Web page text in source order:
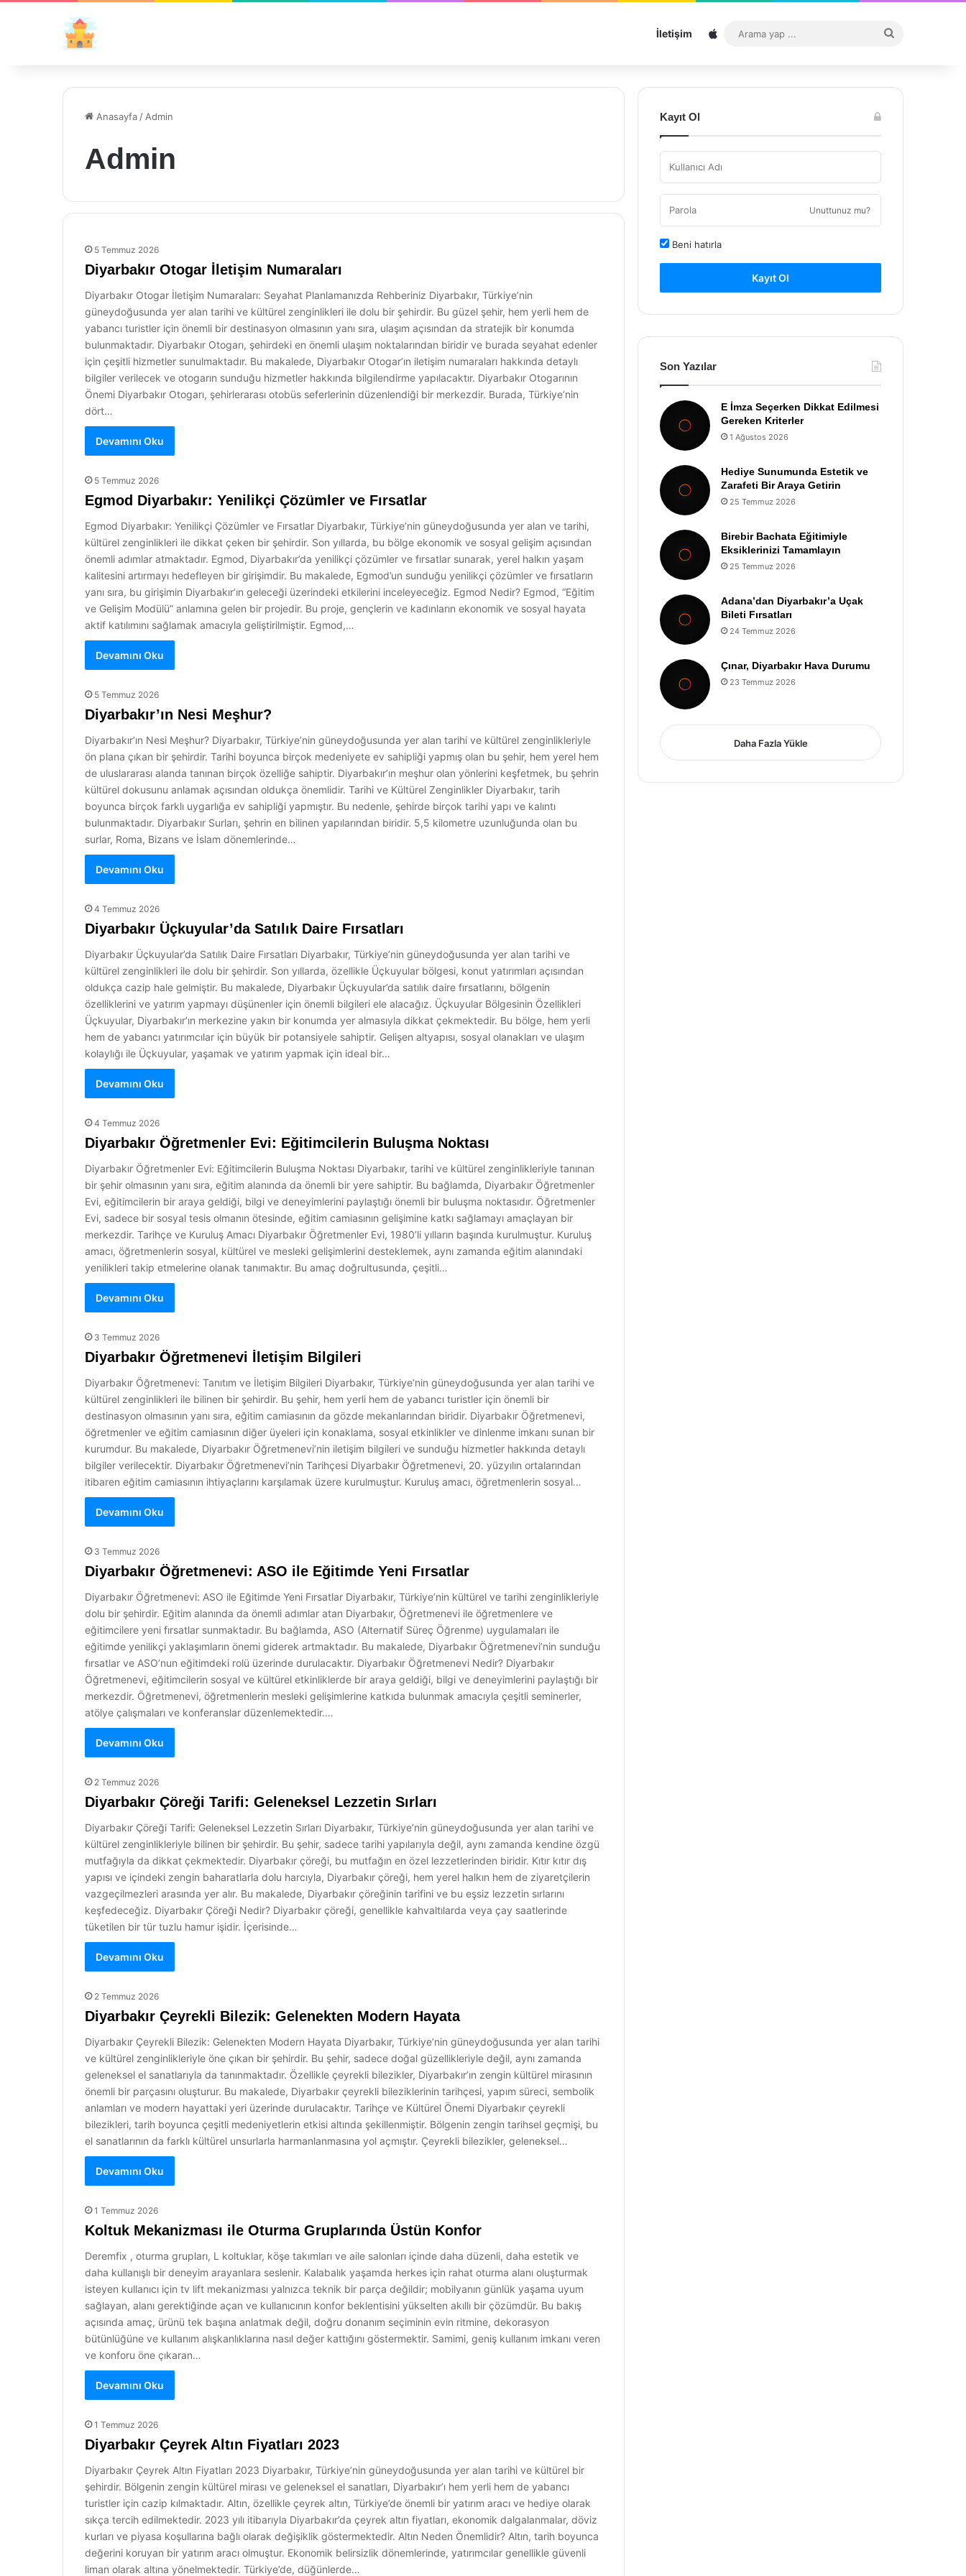
İletişim Sitemap
...
Anasayfa / Admin
Admin
5 Temmuz 2026
Diyarbakır Otogar İletişim Numaraları
Diyarbakır Otogar İletişim Numaraları: Seyahat Planlamanızda Rehberiniz Diyarbakır, Türkiye’nin
güneydoğusunda yer alan tarihi ve kültürel zenginlikleri ile dolu bir şehirdir. Bu güzel şehir, hem yerli hem de
yabancı turistler için önemli bir destinasyon olmasının yanı sıra, ulaşım açısından da stratejik bir konumda
bulunmaktadır. Diyarbakır Otogarı, şehirdeki en önemli ulaşım noktalarından biridir ve burada seyahat edenler
için çeşitli hizmetler sunulmaktadır. Bu makalede, Diyarbakır Otogar’ın iletişim numaraları hakkında detaylı
bilgiler verilecek ve otogarın sunduğu hizmetler hakkında bilgilendirme yapılacaktır. Diyarbakır Otogarının
Önemi Diyarbakır Otogarı, şehirlerarası otobüs seferlerinin düzenlendiği bir merkezdir. Burada, Türkiye’nin
dört…
Devamını Oku
5 Temmuz 2026
Egmod Diyarbakır: Yenilikçi Çözümler ve Fırsatlar
Egmod Diyarbakır: Yenilikçi Çözümler ve Fırsatlar Diyarbakır, Türkiye’nin güneydoğusunda yer alan ve tarihi,
kültürel zenginlikleri ile dikkat çeken bir şehirdir. Son yıllarda, bu bölge ekonomik ve sosyal gelişim açısından
önemli adımlar atmaktadır. Egmod, Diyarbakır’da yenilikçi çözümler ve fırsatlar sunarak, yerel halkın yaşam
kalitesini artırmayı hedefleyen bir girişimdir. Bu makalede, Egmod’un sunduğu yenilikçi çözümler ve fırsatların
yanı sıra, bu girişimin Diyarbakır’ın geleceği üzerindeki etkilerini inceleyeceğiz. Egmod Nedir? Egmod, “Eğitim
ve Gelişim Modülü” anlamına gelen bir projedir. Bu proje, gençlerin ve kadınların ekonomik ve sosyal hayata
aktif katılımını sağlamak amacıyla geliştirilmiştir. Egmod,…
Devamını Oku
5 Temmuz 2026
Diyarbakır’ın Nesi Meşhur?
Diyarbakır’ın Nesi Meşhur? Diyarbakır, Türkiye’nin güneydoğusunda yer alan tarihi ve kültürel zenginlikleriyle
ön plana çıkan bir şehirdir. Tarihi boyunca birçok medeniyete ev sahipliği yapmış olan bu şehir, hem yerel hem
de uluslararası alanda tanınan birçok özelliğe sahiptir. Diyarbakır’ın meşhur olan yönlerini keşfetmek, bu şehrin
kültürel dokusunu anlamak açısından oldukça önemlidir. Tarihi ve Kültürel Zenginlikler Diyarbakır, tarih
boyunca birçok farklı uygarlığa ev sahipliği yapmıştır. Bu nedenle, şehirde birçok tarihi yapı ve kalıntı
bulunmaktadır. Diyarbakır Surları, şehrin en bilinen yapılarından biridir. 5,5 kilometre uzunluğunda olan bu
surlar, Roma, Bizans ve İslam dönemlerinde…
Devamını Oku
4 Temmuz 2026
Diyarbakır Üçkuyular’da Satılık Daire Fırsatları
Diyarbakır Üçkuyular’da Satılık Daire Fırsatları Diyarbakır, Türkiye’nin güneydoğusunda yer alan tarihi ve
kültürel zenginlikleri ile dolu bir şehirdir. Son yıllarda, özellikle Üçkuyular bölgesi, konut yatırımları açısından
oldukça cazip hale gelmiştir. Bu makalede, Diyarbakır Üçkuyular’da satılık daire fırsatlarını, bölgenin
özelliklerini ve yatırım yapmayı düşünenler için önemli bilgileri ele alacağız. Üçkuyular Bölgesinin Özellikleri
Üçkuyular, Diyarbakır’ın merkezine yakın bir konumda yer almasıyla dikkat çekmektedir. Bu bölge, hem yerli
hem de yabancı yatırımcılar için büyük bir potansiyele sahiptir. Gelişen altyapısı, sosyal olanakları ve ulaşım
kolaylığı ile Üçkuyular, yaşamak ve yatırım yapmak için ideal bir…
Devamını Oku
4 Temmuz 2026
Diyarbakır Öğretmenler Evi: Eğitimcilerin Buluşma Noktası
Diyarbakır Öğretmenler Evi: Eğitimcilerin Buluşma Noktası Diyarbakır, tarihi ve kültürel zenginlikleriyle tanınan
bir şehir olmasının yanı sıra, eğitim alanında da önemli bir yere sahiptir. Bu bağlamda, Diyarbakır Öğretmenler
Evi, eğitimcilerin bir araya geldiği, bilgi ve deneyimlerini paylaştığı önemli bir buluşma noktasıdır. Öğretmenler
Evi, sadece bir sosyal tesis olmanın ötesinde, eğitim camiasının gelişimine katkı sağlamayı amaçlayan bir
merkezdir. Tarihçe ve Kuruluş Amacı Diyarbakır Öğretmenler Evi, 1980’li yılların başında kurulmuştur. Kuruluş
amacı, öğretmenlerin sosyal, kültürel ve mesleki gelişimlerini desteklemek, aynı zamanda eğitim alanındaki
yenilikleri takip etmelerine olanak tanımaktır. Bu amaç doğrultusunda, çeşitli…
Devamını Oku
3 Temmuz 2026
Diyarbakır Öğretmenevi İletişim Bilgileri
Diyarbakır Öğretmenevi: Tanıtım ve İletişim Bilgileri Diyarbakır, Türkiye’nin güneydoğusunda yer alan tarihi ve
kültürel zenginlikleri ile bilinen bir şehirdir. Bu şehir, hem yerli hem de yabancı turistler için önemli bir
destinasyon olmasının yanı sıra, eğitim camiasının da gözde mekanlarından biridir. Diyarbakır Öğretmenevi,
öğretmenler ve eğitim camiasının diğer üyeleri için konaklama, sosyal etkinlikler ve dinlenme imkanı sunan bir
kurumdur. Bu makalede, Diyarbakır Öğretmenevi’nin iletişim bilgileri ve sunduğu hizmetler hakkında detaylı
bilgiler verilecektir. Diyarbakır Öğretmenevi’nin Tarihçesi Diyarbakır Öğretmenevi, 20. yüzyılın ortalarından
itibaren eğitim camiasının ihtiyaçlarını karşılamak üzere kurulmuştur. Kuruluş amacı, öğretmenlerin sosyal…
Devamını Oku
3 Temmuz 2026
Diyarbakır Öğretmenevi: ASO ile Eğitimde Yeni Fırsatlar
Diyarbakır Öğretmenevi: ASO ile Eğitimde Yeni Fırsatlar Diyarbakır, Türkiye’nin kültürel ve tarihi zenginlikleriyle
dolu bir şehirdir. Eğitim alanında da önemli adımlar atan Diyarbakır, Öğretmenevi ile öğretmenlere ve
eğitimcilere yeni fırsatlar sunmaktadır. Bu bağlamda, ASO (Alternatif Süreç Öğrenme) uygulamaları ile
eğitimde yenilikçi yaklaşımların önemi giderek artmaktadır. Bu makalede, Diyarbakır Öğretmenevi’nin sunduğu
fırsatlar ve ASO’nun eğitimdeki rolü üzerinde durulacaktır. Diyarbakır Öğretmenevi Nedir? Diyarbakır
Öğretmenevi, eğitimcilerin sosyal ve kültürel etkinliklerde bir araya geldiği, bilgi ve deneyimlerini paylaştığı bir
merkezdir. Öğretmenevi, öğretmenlerin mesleki gelişimlerine katkıda bulunmak amacıyla çeşitli seminerler,
atölye çalışmaları ve konferanslar düzenlemektedir.…
Devamını Oku
2 Temmuz 2026
Diyarbakır Çöreği Tarifi: Geleneksel Lezzetin Sırları
Diyarbakır Çöreği Tarifi: Geleneksel Lezzetin Sırları Diyarbakır, Türkiye’nin güneydoğusunda yer alan tarihi ve
kültürel zenginlikleriyle bilinen bir şehirdir. Bu şehir, sadece tarihi yapılarıyla değil, aynı zamanda kendine özgü
mutfağıyla da dikkat çekmektedir. Diyarbakır çöreği, bu mutfağın en özel lezzetlerinden biridir. Kıtır kıtır dış
yapısı ve içindeki zengin baharatlarla dolu harcıyla, Diyarbakır çöreği, hem yerel halkın hem de ziyaretçilerin
vazgeçilmezleri arasında yer alır. Bu makalede, Diyarbakır çöreğinin tarifini ve bu eşsiz lezzetin sırlarını
keşfedeceğiz. Diyarbakır Çöreği Nedir? Diyarbakır çöreği, genellikle kahvaltılarda veya çay saatlerinde
tüketilen bir tür tuzlu hamur işidir. İçerisinde…
Devamını Oku
2 Temmuz 2026
Diyarbakır Çeyrekli Bilezik: Gelenekten Modern Hayata
Diyarbakır Çeyrekli Bilezik: Gelenekten Modern Hayata Diyarbakır, Türkiye’nin güneydoğusunda yer alan tarihi
ve kültürel zenginlikleriyle öne çıkan bir şehirdir. Bu şehir, sadece doğal güzellikleriyle değil, aynı zamanda
geleneksel el sanatlarıyla da tanınmaktadır. Özellikle çeyrekli bilezikler, Diyarbakır’ın zengin kültürel mirasının
önemli bir parçasını oluşturur. Bu makalede, Diyarbakır çeyrekli bileziklerinin tarihçesi, yapım süreci, sembolik
anlamları ve modern hayattaki yeri üzerinde durulacaktır. Tarihçe ve Kültürel Önemi Diyarbakır çeyrekli
bilezikleri, tarih boyunca çeşitli medeniyetlerin etkisi altında şekillenmiştir. Bölgenin zengin tarihsel geçmişi, bu
el sanatlarının da farklı kültürel unsurlarla harmanlanmasına yol açmıştır. Çeyrekli bilezikler, geleneksel…
Devamını Oku
1 Temmuz 2026
Koltuk Mekanizması ile Oturma Gruplarında Üstün Konfor
Deremfix , oturma grupları, L koltuklar, köşe takımları ve aile salonları içinde daha düzenli, daha estetik ve
daha kullanışlı bir deneyim arayanlara seslenir. Kalabalık yaşamda herkes için rahat oturma alanı oluşturmak
isteyen kullanıcı için tv lift mekanizması yalnızca teknik bir parça değildir; mobilyanın günlük yaşama uyum
sağlayan, alanı gerektiğinde açan ve kullanıcının konfor beklentisini yükselten akıllı bir çözümdür. Bu bakış
açısında amaç, ürünü tek başına anlatmak değil, doğru donanım seçiminin evin ritmine, dekorasyon
bütünlüğüne ve kullanım alışkanlıklarına nasıl değer kattığını göstermektir. Samimi, geniş kullanım imkanı veren
ve konforu öne çıkaran…
Devamını Oku
1 Temmuz 2026
Diyarbakır Çeyrek Altın Fiyatları 2023
Diyarbakır Çeyrek Altın Fiyatları 2023 Diyarbakır, Türkiye’nin güneydoğusunda yer alan tarihi ve kültürel bir
şehirdir. Bölgenin zengin kültürel mirası ve geleneksel el sanatları, Diyarbakır’ı hem yerli hem de yabancı
turistler için cazip kılmaktadır. Altın, özellikle çeyrek altın, Türkiye’de önemli bir yatırım aracı ve hediye olarak
sıkça tercih edilmektedir. 2023 yılı itibarıyla Diyarbakır’da çeyrek altın fiyatları, ekonomik dalgalanmalar, döviz
kurları ve piyasa koşullarına bağlı olarak değişiklik göstermektedir. Altın Neden Önemlidir? Altın, tarih boyunca
değerini koruyan bir yatırım aracı olmuştur. Ekonomik belirsizlik dönemlerinde, yatırımcılar genellikle güvenli
liman olarak altına yönelmektedir. Türkiye’de, düğünlerde…
Kayıt Ol
Unuttunuz mu?
Beni hatırla
Kayıt Ol
Son Yazılar
E İmza Seçerken Dikkat Edilmesi
Gereken Kriterler
1 Ağustos 2026
Hediye Sunumunda Estetik ve
Zarafeti Bir Araya Getirin
25 Temmuz 2026
Birebir Bachata Eğitimiyle
Eksiklerinizi Tamamlayın
25 Temmuz 2026
Adana’dan Diyarbakır’a Uçak
Bileti Fırsatları
24 Temmuz 2026
Çınar, Diyarbakır Hava Durumu
23 Temmuz 2026
Daha Fazla Yükle